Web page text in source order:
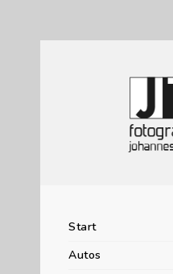
Start
Autos